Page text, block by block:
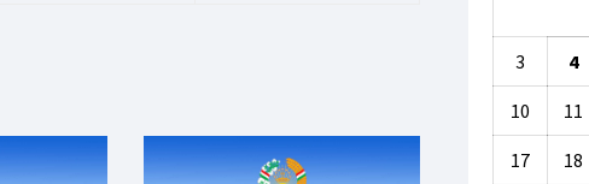
3 4
10 11
17 18